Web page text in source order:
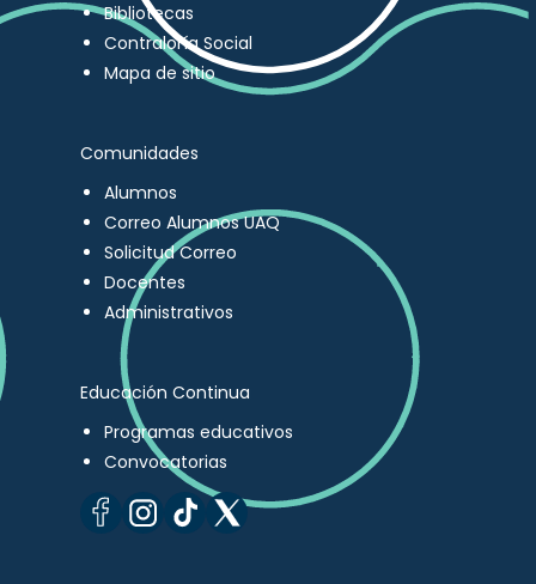
Bibliotecas
Contraloría Social
Mapa de sitio
Comunidades
Alumnos
Correo Alumnos UAQ
Solicitud Correo
Docentes
Administrativos
Educación Continua
Programas educativos
Convocatorias